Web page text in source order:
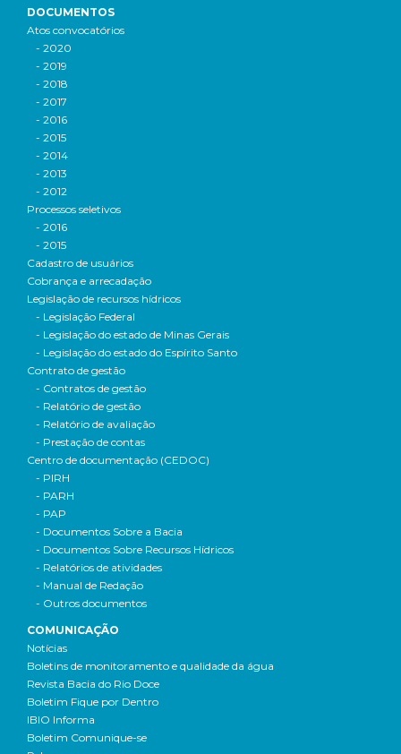
DOCUMENTOS
Atos convocatórios
- 2020
- 2019
- 2018
- 2017
- 2016
- 2015
- 2014
- 2013
- 2012
Processos seletivos
- 2016
- 2015
Cadastro de usuários
Cobrança e arrecadação
Legislação de recursos hídricos
- Legislação Federal
- Legislação do estado de Minas Gerais
- Legislação do estado do Espírito Santo
Contrato de gestão
- Contratos de gestão
- Relatório de gestão
- Relatório de avaliação
- Prestação de contas
Centro de documentação (CEDOC)
- PIRH
- PARH
- PAP
- Documentos Sobre a Bacia
- Documentos Sobre Recursos Hídricos
- Relatórios de atividades
- Manual de Redação
- Outros documentos
COMUNICAÇÃO
Notícias
Boletins de monitoramento e qualidade da água
Revista Bacia do Rio Doce
Boletim Fique por Dentro
IBIO Informa
Boletim Comunique-se